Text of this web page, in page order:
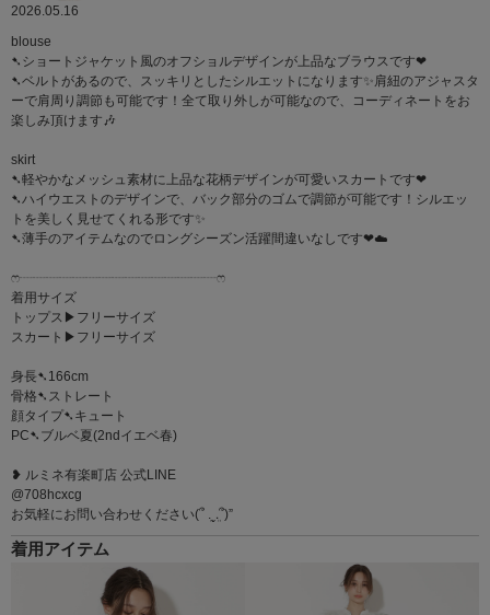
2026.05.16
blouse
➷ショートジャケット風のオフショルデザインが上品なブラウスです‪‪❤︎‬
➷ベルトがあるので、スッキリとしたシルエットになります✨肩紐のアジャスタ
ーで肩周り調節も可能です！全て取り外しが可能なので、コーディネートをお
楽しみ頂けます🎶
skirt
➷軽やかなメッシュ素材に上品な花柄デザインが可愛いスカートです‪‪❤︎‬
➷ハイウエストのデザインで、バック部分のゴムで調節が可能です！シルエッ
トを美しく見せてくれる形です✨
➷薄手のアイテムなのでロングシーズン活躍間違いなしです‪‪❤︎‬☁️
ෆ‪┈┈┈┈┈┈┈┈┈┈┈┈┈┈┈ෆ‪
着用サイズ
トップス▶︎フリーサイズ
スカート▶︎フリーサイズ
身長➷166cm
骨格➷ストレート
顔タイプ➷キュート
PC➷ブルベ夏(2ndイエベ春)
❥ ルミネ有楽町店 公式LINE
@708hcxcg
お気軽にお問い合わせください(՞ ܸ.‪ˬ.ܸ՞)”
着用アイテム